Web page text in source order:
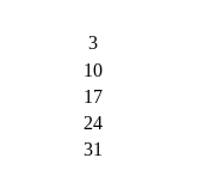
3
10
17
24
31